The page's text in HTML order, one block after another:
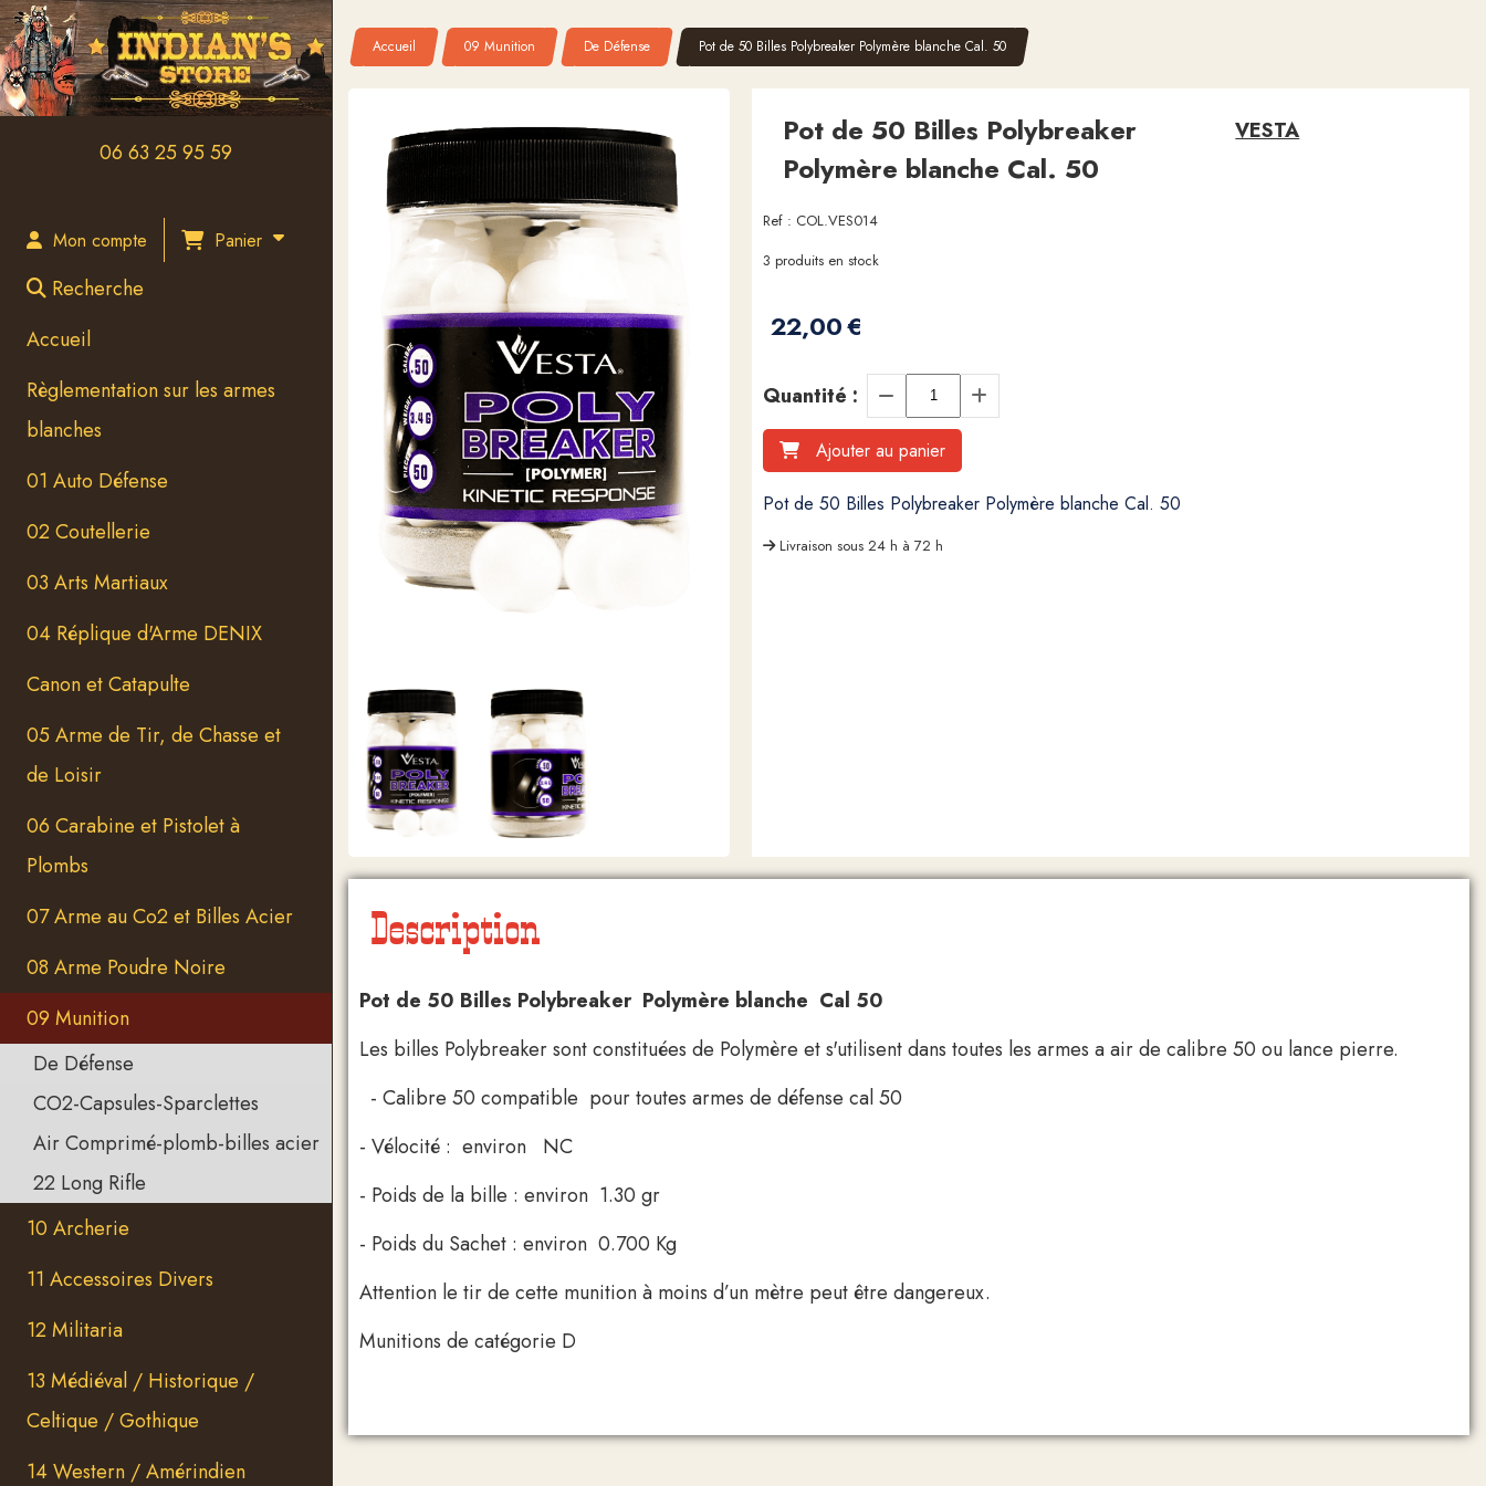
06 63 25 95 59
Mon compte Panier
Recherche
Accueil
Règlementation sur les armes
blanches
01 Auto Défense
02 Coutellerie
03 Arts Martiaux
04 Réplique d'Arme DENIX
Canon et Catapulte
05 Arme de Tir, de Chasse et
de Loisir
06 Carabine et Pistolet à
Plombs
07 Arme au Co2 et Billes Acier
08 Arme Poudre Noire
09 Munition
De Défense
CO2-Capsules-Sparclettes
Air Comprimé-plomb-billes acier
22 Long Rifle
10 Archerie
11 Accessoires Divers
12 Militaria
13 Médiéval / Historique /
Celtique / Gothique
14 Western / Amérindien
Accueil 09 Munition De Défense Pot de 50 Billes Polybreaker Polymère blanche Cal. 50
Pot de 50 Billes Polybreaker
Polymère blanche Cal. 50
VESTA
Ref : COL.VES014
22,00€
3 produits en stock
Quantité :
Ajouter au panier
Pot de 50 Billes Polybreaker Polymère blanche Cal. 50
Livraison sous 24 h à 72 h
Description
Pot de 50 Billes Polybreaker Polymère blanche Cal 50
Les billes Polybreaker sont constituées de Polymère et s'utilisent dans toutes les armes a air de calibre 50 ou lance pierre.
- Calibre 50 compatible pour toutes armes de défense cal 50
- Vélocité : environ NC
- Poids de la bille : environ 1.30 gr
- Poids du Sachet : environ 0.700 Kg
Attention le tir de cette munition à moins d’un mètre peut être dangereux.
Munitions de catégorie D
Panneau de gestion des cookies